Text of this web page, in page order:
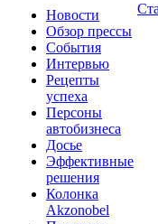
Новости
Обзор прессы
События
Интервью
Рецепты
успеха
Персоны
автобизнеса
Досье
Эффективные
решения
Колонка
Akzonobel